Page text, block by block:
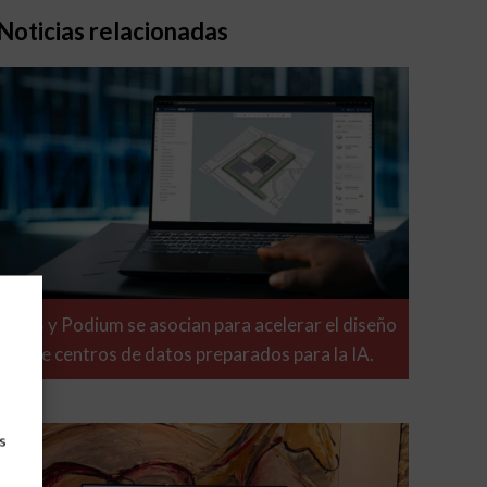
relacionadas
ABB y Podium se asocian para acelerar el diseño
de centros de datos preparados para la IA.